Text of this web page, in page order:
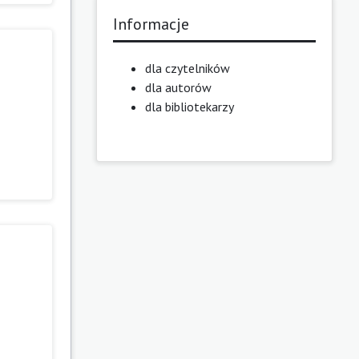
Informacje
dla czytelników
dla autorów
dla bibliotekarzy